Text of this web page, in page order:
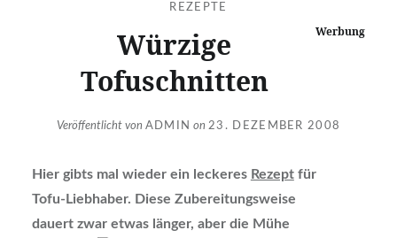
REZEPTE
Würzige
Tofuschnitten
Werbung
Veröffentlicht von ADMIN on 23. DEZEMBER 2008
Hier gibts mal wieder ein leckeres Rezeptfür
Tofu-Liebhaber. Diese Zubereitungsweise
dauert zwar etwas länger, aber die Mühe